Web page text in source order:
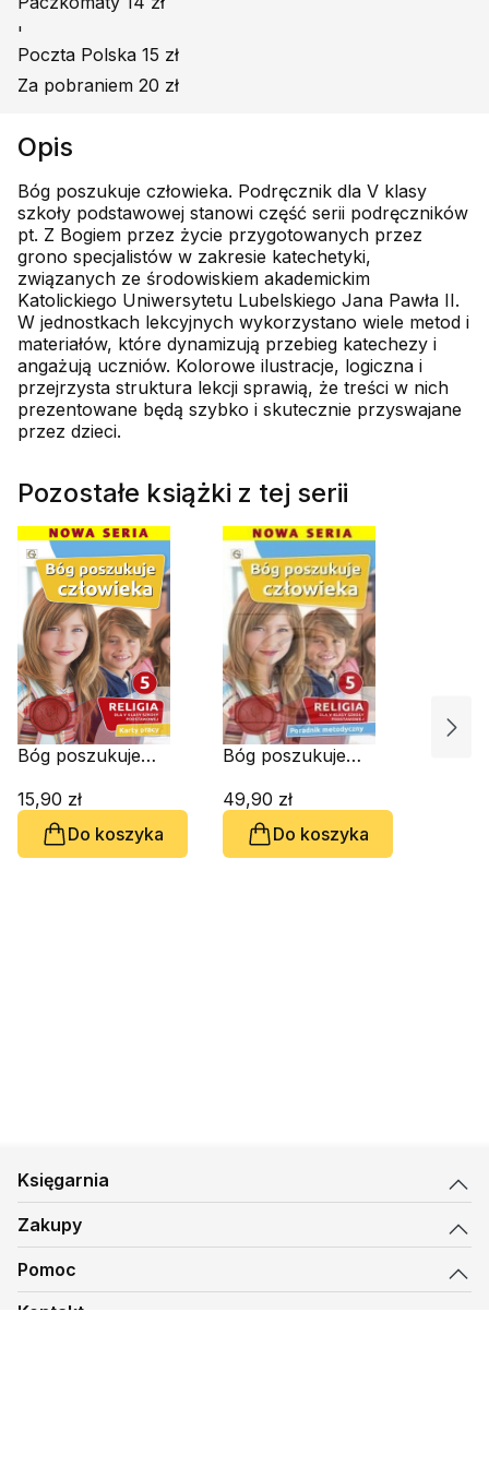
'
Poczta Polska 15 zł
Za pobraniem 20 zł
Opis
Bóg poszukuje człowieka. Podręcznik dla V klasy
szkoły podstawowej stanowi część serii podręczników
pt. Z Bogiem przez życie przygotowanych przez
grono specjalistów w zakresie katechetyki,
związanych ze środowiskiem akademickim
Katolickiego Uniwersytetu Lubelskiego Jana Pawła II.
W jednostkach lekcyjnych wykorzystano wiele metod i
materiałów, które dynamizują przebieg katechezy i
angażują uczniów. Kolorowe ilustracje, logiczna i
przejrzysta struktura lekcji sprawią, że treści w nich
prezentowane będą szybko i skutecznie przyswajane
przez dzieci.
Pozostałe książki z tej serii
Bóg poszukuje
pracy do klasy 5
15,90 zł
Do koszyka
Bóg poszukuje
Przewodnik
metodyczny dla 5
klasy
49,90 zł
Do koszyka
Księgarnia
Zakupy
Pomoc
Kontakt